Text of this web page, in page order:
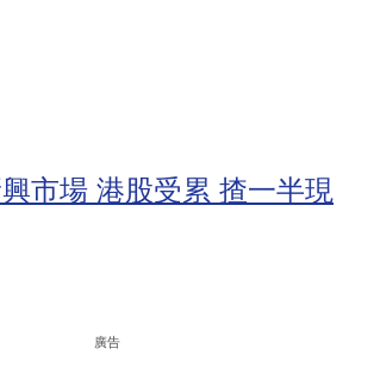
市場 港股受累 揸一半現
廣告